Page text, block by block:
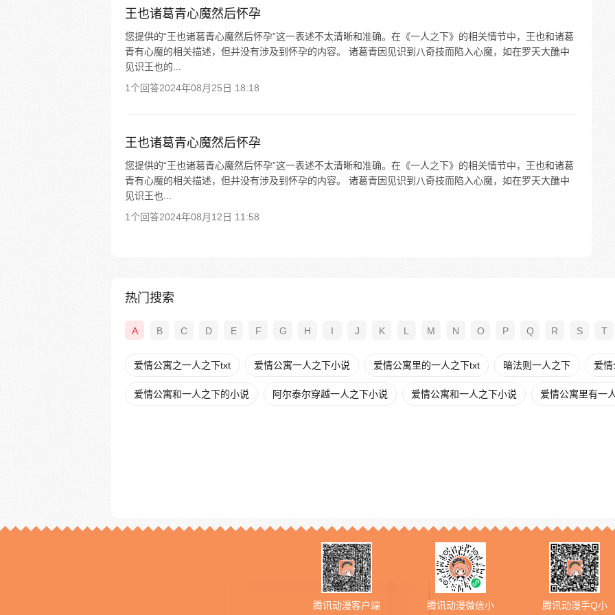
王也诸葛青心魔然后怀孕
您提供的“王也诸葛青心魔然后怀孕”这一表述不太清晰和准确。在《一人之下》的相关情节中，王也和诸葛
青有心魔的相关描述，但并没有涉及到怀孕的内容。 诸葛青因见识到八奇技而陷入心魔，如在罗天大醮中
见识王也的...
1个回答2024年08月25日 18:18
王也诸葛青心魔然后怀孕
您提供的“王也诸葛青心魔然后怀孕”这一表述不太清晰和准确。在《一人之下》的相关情节中，王也和诸葛
青有心魔的相关描述，但并没有涉及到怀孕的内容。 诸葛青因见识到八奇技而陷入心魔，如在罗天大醮中
见识王也...
1个回答2024年08月12日 11:58
热门搜索
A B C D E F G H I J K L M N O P Q R S T
爱情公寓之一人之下txt 爱情公寓一人之下小说 爱情公寓里的一人之下txt 暗法则一人之下 爱
爱情公寓和一人之下的小说 阿尔泰尔穿越一人之下小说 爱情公寓和一人之下小说 爱情公寓里有一
腾讯动漫客户端
腾讯动漫微信小
腾讯动漫手Q小